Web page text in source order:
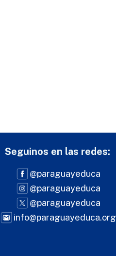
Seguinos en las redes:
@paraguayeduca
@paraguayeduca
@paraguayeduca
info@paraguayeduca.org